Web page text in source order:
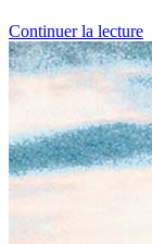
Continuer la lecture